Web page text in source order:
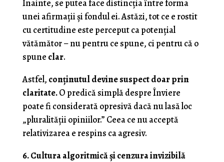
Înainte, se putea face distincția între forma
unei afirmații și fondul ei. Astăzi, tot ce e rostit
cu certitudine este perceput ca potențial
vătămător – nu pentru ce spune, ci pentru că o
spune clar.
Astfel, conținutul devine suspect doar prin
claritate.O predică simplă despre Înviere
poate fi considerată opresivă dacă nu lasă loc
„pluralității opiniilor.” Ceea ce nu acceptă
relativizarea e respins ca agresiv.
6. Cultura algoritmică și cenzura invizibilă